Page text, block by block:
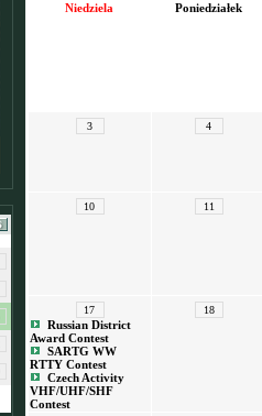
Niedziela Poniedziałek
3 4
10 11
17
Russian District
Award Contest
SARTG WW
RTTY Contest
Czech Activity
VHF/UHF/SHF
Contest
18